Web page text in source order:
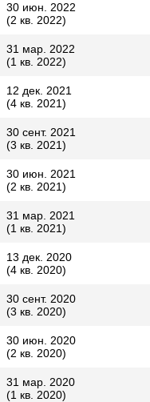
30 июн. 2022
(2 кв. 2022)
31 мар. 2022
(1 кв. 2022)
12 дек. 2021
(4 кв. 2021)
30 сент. 2021
(3 кв. 2021)
30 июн. 2021
(2 кв. 2021)
31 мар. 2021
(1 кв. 2021)
13 дек. 2020
(4 кв. 2020)
30 сент. 2020
(3 кв. 2020)
30 июн. 2020
(2 кв. 2020)
31 мар. 2020
(1 кв. 2020)